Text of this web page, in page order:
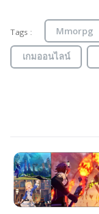
Tags : Mmorpg
เกมออนไลน์